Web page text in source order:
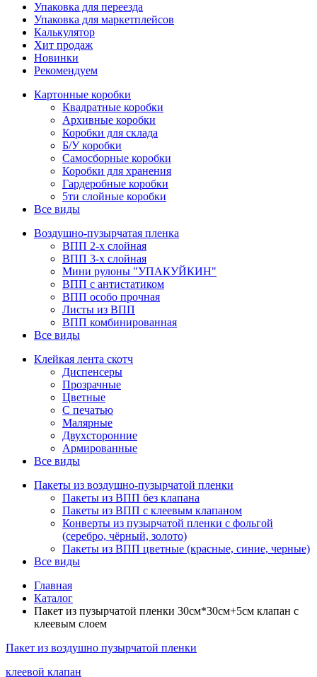
Упаковка для переезда
Упаковка для маркетплейсов
Калькулятор
Хит продаж
Новинки
Рекомендуем
Картонные коробки
Квадратные коробки
Архивные коробки
Коробки для склада
Б/У коробки
Самосборные коробки
Коробки для хранения
Гардеробные коробки
5ти слойные коробки
Все виды
Воздушно-пузырчатая пленка
ВПП 2-х слойная
ВПП 3-х слойная
Мини рулоны "УПАКУЙКИН"
ВПП с антистатиком
ВПП особо прочная
Листы из ВПП
ВПП комбинированная
Все виды
Клейкая лента скотч
Диспенсеры
Прозрачные
Цветные
С печатью
Малярные
Двухсторонние
Армированные
Все виды
Пакеты из воздушно-пузырчатой пленки
Пакеты из ВПП без клапана
Пакеты из ВПП с клеевым клапаном
Конверты из пузырчатой пленки с фольгой
(серебро, чёрный, золото)
Пакеты из ВПП цветные (красные, синие, черные)
Все виды
Главная
Каталог
Пакет из пузырчатой пленки 30см*30см+5см клапан с
клеевым слоем
Пакет из воздушно пузырчатой пленки
клеевой клапан